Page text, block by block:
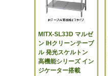
MITX-SL33D マルゼ
ン IHクリーンテーブ
ル 発光スケルトン
高機能シリーズ イン
ジケーター搭載